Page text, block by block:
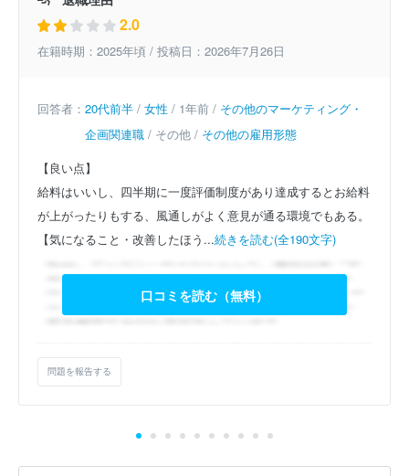
2.0
在籍時期：2025年頃 / 投稿日：2026年7月26日
回答者： 20代前半 / 女性 / 1年前 / その他のマーケティング・
企画関連職 / その他 / その他の雇用形態
【良い点】
給料はいいし、四半期に一度評価制度があり達成するとお給料
が上がったりもする、風通しがよく意見が通る環境でもある。
【気になること・改善したほう...続きを読む(全190文字)
口コミを読む（無料）
問題を報告する